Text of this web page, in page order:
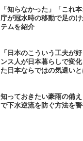
「知らなかった」「これ
庁が冠水時の移動で足の
テムを紹介
「日本のこういう工夫が
ンス人が日本暮らしで変
た日本ならではの気遣い
知っておきたい豪雨の備
で下水逆流を防ぐ方法を